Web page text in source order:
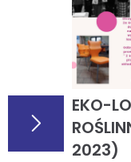
EKO-
2023)